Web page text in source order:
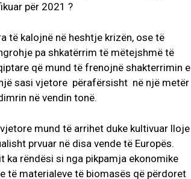
për 2021 ?
të kalojnë në heshtje krizën, ose të
pa shkatërrim të mëtejshmë të
që mund të frenojnë shakterrimin e
sasi vjetore përafërsisht në një metër
në vendin tonë.
mund të arrihet duke kultivuar lloje
prvuar në disa vende të Europës.
rëndësi si nga pikpamja ekonomike
të materialeve të biomasës që përdoret